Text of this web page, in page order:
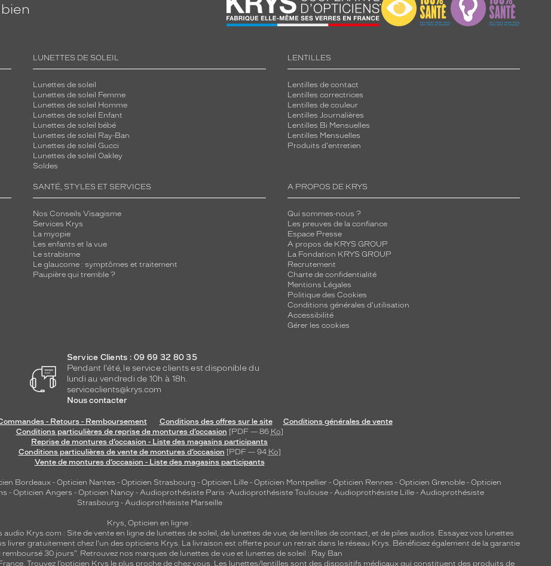
LUNETTES DE SOLEIL
Lunettes de soleil
Lunettes de soleil Femme
Lunettes de soleil Homme
Lunettes de soleil Enfant
Lunettes de soleil bébé
Lunettes de soleil Ray-Ban
Lunettes de soleil Gucci
Lunettes de soleil Oakley
Soldes
LENTILLES
Lentilles de contact
Lentilles correctrices
Lentilles de couleur
Lentilles Journalières
Lentilles Bi Mensuelles
Lentilles Mensuelles
Produits d'entretien
SANTÉ, STYLES ET SERVICES
Nos Conseils Visagisme
Services Krys
La myopie
Les enfants et la vue
Le strabisme
Le glaucome : symptômes et traitement
Paupière qui tremble ?
A PROPOS DE KRYS
Qui sommes-nous ?
Les preuves de la confiance
Espace Presse
A propos de KRYS GROUP
La Fondation KRYS GROUP
Recrutement
Charte de confidentialité
Mentions Légales
Politique des Cookies
Conditions générales d'utilisation
Accessibilité
Gérer les cookies
Service Clients : 09 69 32 80 35
Pendant l'été, le service clients est disponible du
lundi au vendredi de 10h à 18h.
serviceclients@krys.com
Nous contacter
- Retours - Remboursement Conditions des offres sur le site
Conditions générales de vente
Conditions particulières de reprise de montures d’occasion [PDF — 86 Ko]
Reprise de montures d’occasion - Liste des magasins participants
Conditions particulières de vente de montures d’occasion [PDF — 94 Ko]
Vente de montures d’occasion - Liste des magasins participants
Bordeaux - Opticien Nantes - Opticien Strasbourg - Opticien Lille - Opticien Montpellier - Opticien Rennes - Opticien Grenoble - Opticien
- Opticien Angers - Opticien Nancy - Audioprothésiste Paris -Audioprothésiste Toulouse - Audioprothésiste Lille - Audioprothésiste
Strasbourg - Audioprothésiste Marseille
Krys, Opticien en ligne :
audio Krys.com : Site de vente en ligne de lunettes de soleil, de lunettes de vue, de lentilles de contact, et de piles audios. Essayez vos lunettes
livrer gratuitement chez l'un des opticiens Krys. La livraison est offerte pour un retrait dans le réseau Krys. Bénéficiez également de la garantie
remboursé 30 jours". Retrouvez nos marques de lunettes de vue et lunettes de soleil : Ray Ban
Trouvez l’opticien Krys le plus proche de chez vous. Les lunettes/lentilles sont des dispositifs médicaux qui constituent des produits de